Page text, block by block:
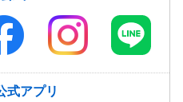
式アプリ